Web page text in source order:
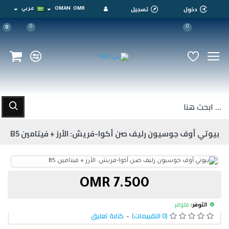
دخول تسجيل OMR
OMAN عربي
0
0
0
بيوتي أوف جوسيون رليف صن أكوا-فريش: الأرز + فيتامين B5
التوفر: متوفر
(0 التقييمات) - كتابة تعليق
7.500 OMR